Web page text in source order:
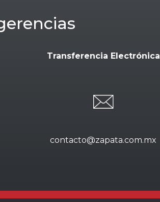
Transferencia Electrónica
contacto@zapata.com.mx